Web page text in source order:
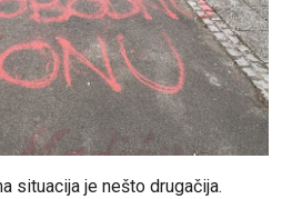
situacija je nešto drugačija.